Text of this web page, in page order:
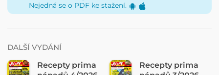
Nejedná se o PDF ke stažení.
DALŠÍ VYDÁNÍ
Recepty prima
Recepty prima